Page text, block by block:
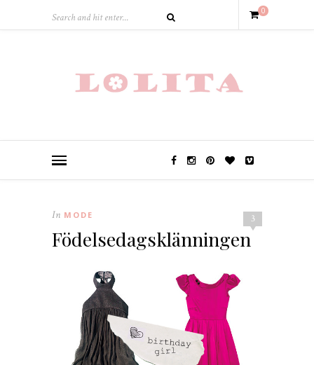
0
3
In MODE
Födelsedagsklänningen